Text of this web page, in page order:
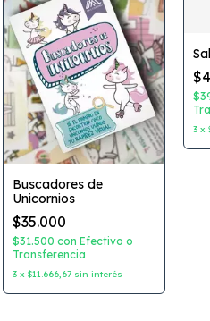
Buscadores de
Unicornios
$35.000
$31.500con Efectivo o
Transferencia
3 x$11.666,67 sin interés
3 x